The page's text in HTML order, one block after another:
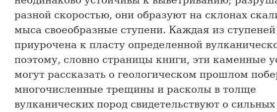
разной скоростью, они образуют на склонах
мыса своеобразные ступени. Каждая из ступеней
приурочена к пласту определенной
поэтому, словно страницы книги, эти каменные
могут рассказать о геологическом прошлом
многочисленные трещины и расколы в толще
вулканических пород свидетельствуют о сильных